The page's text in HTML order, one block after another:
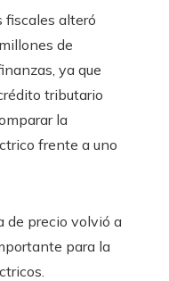
fiscales alteró
de
ya que
tributario
la
frente a uno
de precio volvió a
para la